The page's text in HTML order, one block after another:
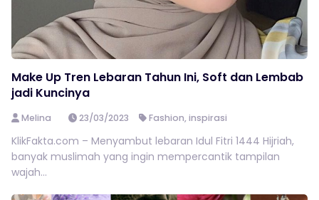
Make Up Tren Lebaran Tahun Ini, Soft dan Lembab
jadi Kuncinya
Melina 23/03/2023 Fashion,inspirasi
KlikFakta.com – Menyambut lebaran Idul Fitri 1444 Hijriah,
banyak muslimah yang ingin mempercantik tampilan
wajah...